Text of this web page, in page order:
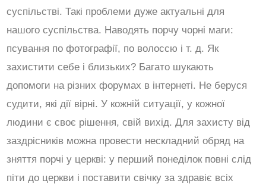
суспільстві. Такі проблеми дуже актуальні для
нашого суспільства. Наводять порчу чорні маги:
псування по фотографії, по волоссю і т. д. Як
захистити себе і близьких? Багато шукають
допомоги на різних форумах в інтернеті. Не беруся
судити, які дії вірні. У кожній ситуації, у кожної
людини є своє рішення, свій вихід. Для захисту від
заздрісників можна провести нескладний обряд на
зняття порчі у церкві: у перший понеділок повні слід
піти до церкви і поставити свічку за здравіє всіх